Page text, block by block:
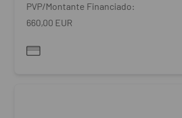
PVP/Montante Financiado:
660,00 EUR